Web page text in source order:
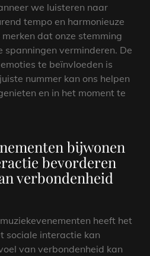
we luisteren naar
tempo en harmonieuze
dat onze stemming
verminderen. De
te beïnvloeden is
nummer kan ons helpen
en in het moment te
bijwonen
bevorderen
verbondenheid
heeft het
sociale interactie kan
van verbondenheid kan